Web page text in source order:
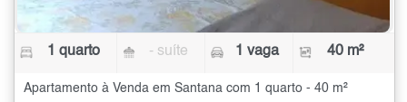
1 quarto - suíte 1 vaga 40 m²
Apartamento à Venda em Santana com 1 quarto - 40 m²